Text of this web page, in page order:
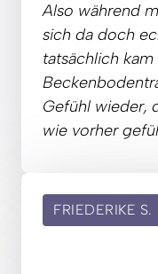
Also während
sich da doch
tatsächlich kam
Gefühl wieder,
wie vorher
FRIEDERIKE S.